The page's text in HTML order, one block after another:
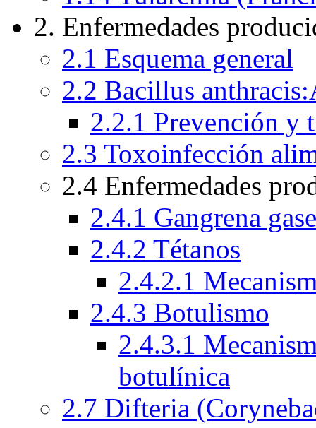
2. Enfermedades
2.1 Esquema general
2.2 Bacillus
2.2.1 Prevención y
2.3 Toxoinfección
2.4 Enfermedades
2.4.1 Gangrena
2.4.2 Tétanos
2.4.2.1
2.4.3 Botulismo
2.4.3.1
botulínica
2.7 Difteria